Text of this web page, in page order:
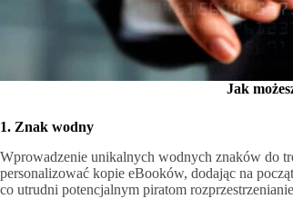
Jak
1. Znak wodny
Wprowadzenie unikalnych wodnych znaków do
personalizować kopie eBooków, dodając na
co utrudni potencjalnym piratom